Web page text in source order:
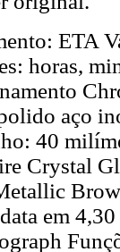
ETA
horas,
aço
40
Crystal
em 4,30